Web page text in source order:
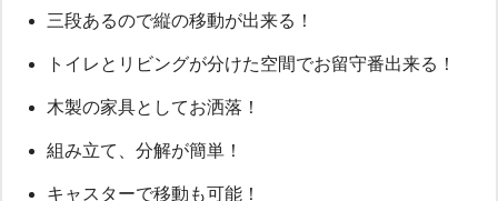
三段あるので縦の移動が出来る！
トイレとリビングが分けた空間でお留守番出来る！
木製の家具としてお洒落！
組み立て、分解が簡単！
キャスターで移動も可能！